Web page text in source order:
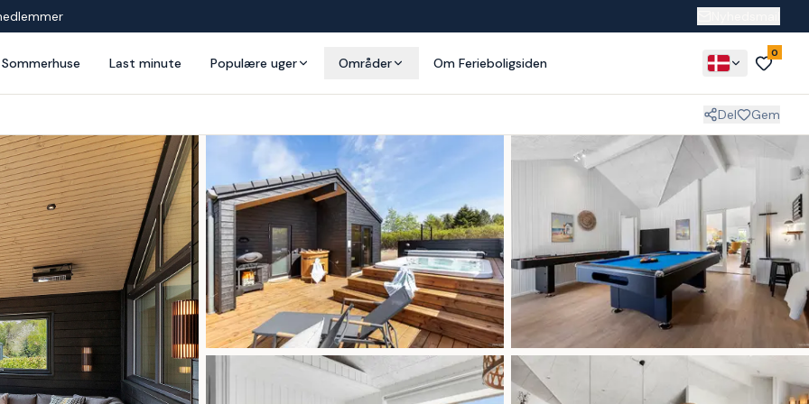
Sommerhuse Last minute Populære uger Områder Om Ferieboligsiden
0
Del Gem